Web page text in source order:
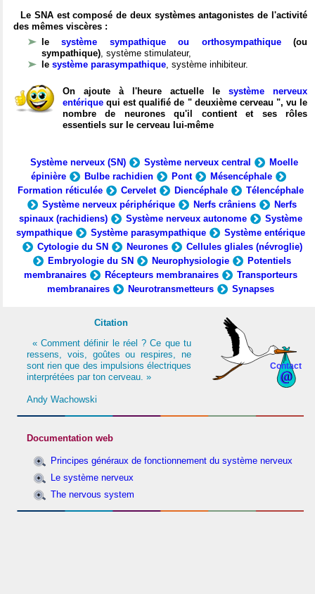
Le SNA est composé de deux systèmes antagonistes de l'activité
des mêmes viscères :
lesystème sympathique ou orthosympathique(ou
sympathique), système stimulateur,
le système parasympathique, système inhibiteur.
On ajoute à l'heure actuelle le système nerveux
entérique qui est qualifié de " deuxième cerveau ", vu le
nombre de neurones qu'il contient et ses rôles
essentiels sur le cerveau lui-même
Système nerveux (SN) Système nerveux central
Moelle
épinière
Bulbe rachidien Pont
Mésencéphale
Formation réticulée
Cervelet Diencéphale
Télencéphale
Système nerveux périphérique
Nerfs crâniens
Nerfs
spinaux (rachidiens)
Système nerveux autonome
Système
sympathique
Système parasympathique
Système entérique
Cytologie du SN
Neurones
Cellules gliales (névroglie)
Embryologie du SN
Neurophysiologie
Potentiels
membranaires
Récepteurs membranaires
Transporteurs
membranaires
Neurotransmetteurs Synapses
Contact
Citation
« Comment définir le réel ? Ce que tu
ressens, vois, goûtes ou respires, ne
sont rien que des impulsions électriques
interprétées par ton cerveau. »
Andy Wachowski
Documentation web
Principes généraux de fonctionnement du système nerveux
Le système nerveux
The nervous system